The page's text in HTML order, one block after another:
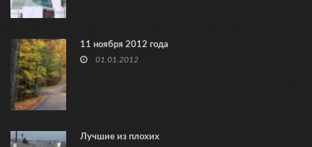
11 ноября 2012 года
01.01.2012
Лучшие из плохих